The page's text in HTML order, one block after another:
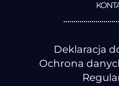
Deklaracja
Ochrona